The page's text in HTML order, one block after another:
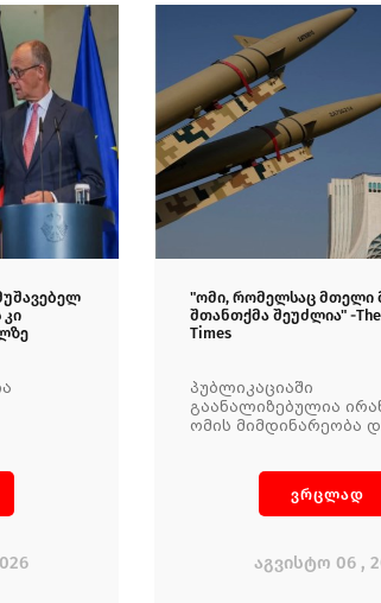
კი
"ომი, რომელსაც მთელი
შთანთქმა შეუძლია" -The
Times
პუბლიკაციაში
გაანალიზებულია
ომის მიმდინარეობა
ვრცლად
აგვისტო 06 ,